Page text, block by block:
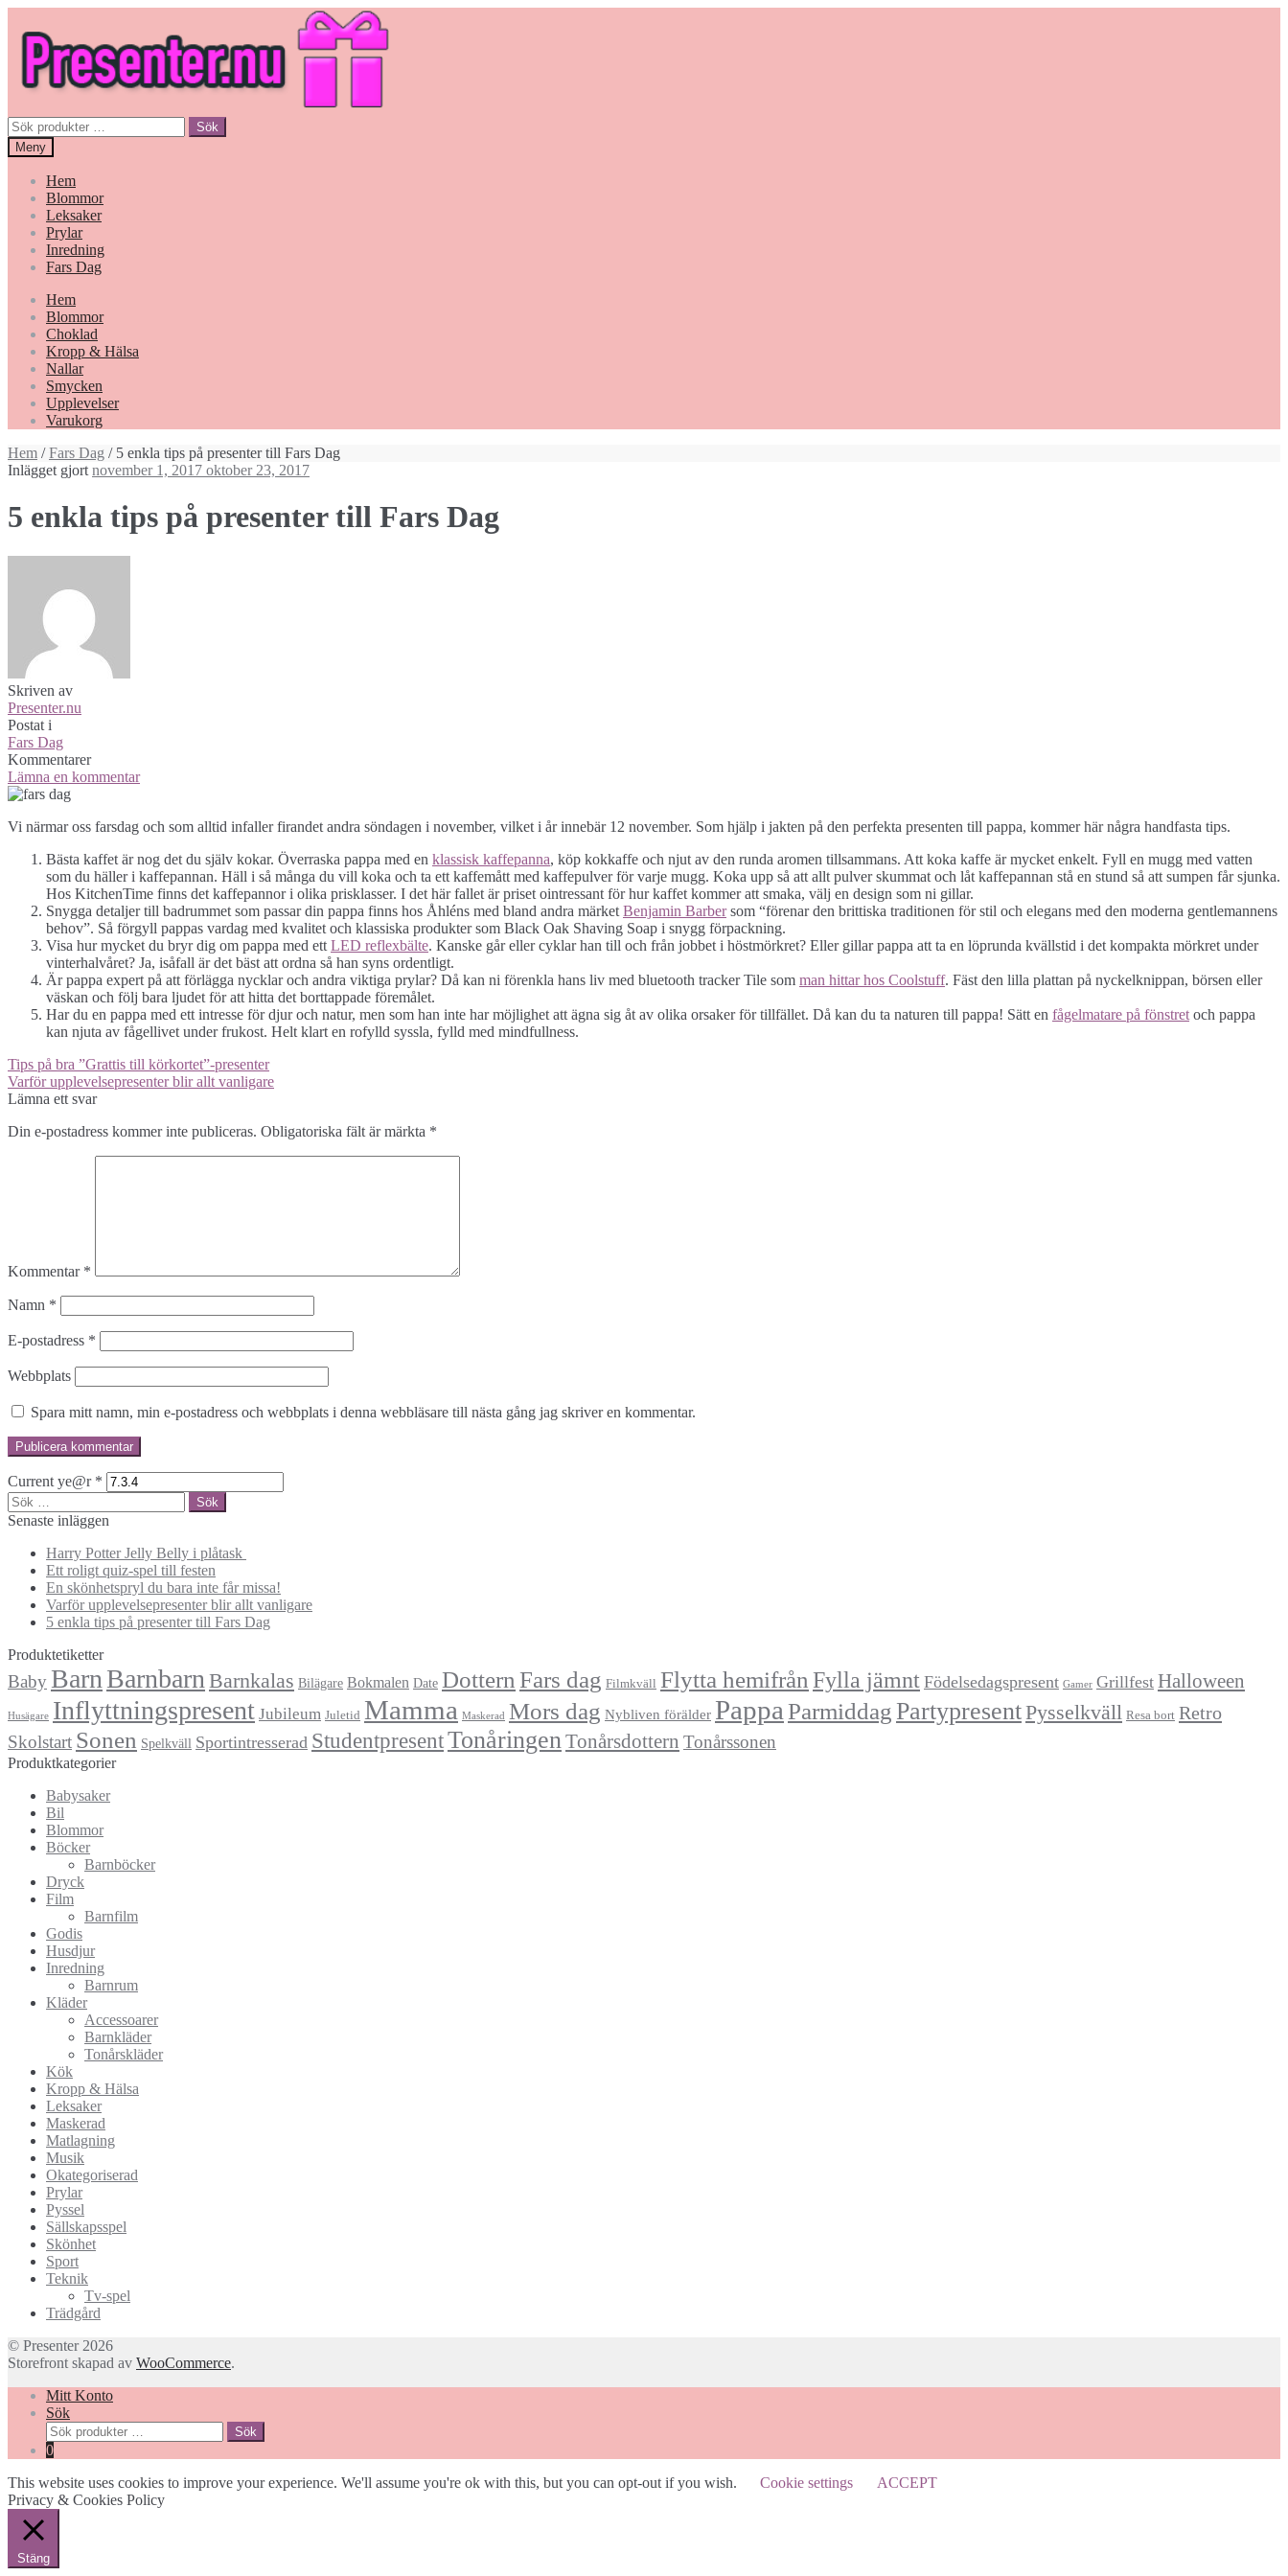
navigering
innehåll
Sök
efter:
Sök
Meny
Hem
Blommor
Leksaker
Prylar
Inredning
Fars Dag
Hem
Blommor
Choklad
Kropp & Hälsa
Nallar
Smycken
Upplevelser
Varukorg
Hem /Fars Dag / 5 enkla tips på presenter till Fars Dag
Inlägget gjort november 1, 2017 oktober 23, 2017
5 enkla tips på presenter till Fars Dag
Skriven av
Presenter.nu
Postat i
Fars Dag
Kommentarer
Lämna en kommentar
Vi närmar oss farsdag och som alltid infaller firandet andra söndagen i november, vilket i år innebär 12 november. Som hjälp i jakten på den perfekta presenten till pappa, kommer här några handfasta tips.
Bästa kaffet är nog det du själv kokar. Överraska pappa med en klassisk kaffepanna, köp kokkaffe och njut av den runda aromen tillsammans. Att koka kaffe är mycket enkelt. Fyll en mugg med vatten
som du häller i kaffepannan. Häll i så många du vill koka och ta ett kaffemått med kaffepulver för varje mugg. Koka upp så att allt pulver skummat och låt kaffepannan stå en stund så att sumpen får sjunka.
Hos KitchenTime finns det kaffepannor i olika prisklasser. I det här fallet är priset ointressant för hur kaffet kommer att smaka, välj en design som ni gillar.
Snygga detaljer till badrummet som passar din pappa finns hos Åhléns med bland andra märket Benjamin Barbersom “förenar den brittiska traditionen för stil och elegans med den moderna gentlemannens
behov”. Så förgyll pappas vardag med kvalitet och klassiska produkter som Black Oak Shaving Soap i snygg förpackning.
Visa hur mycket du bryr dig om pappa med ett LED reflexbälte. Kanske går eller cyklar han till och från jobbet i höstmörkret? Eller gillar pappa att ta en löprunda kvällstid i det kompakta mörkret under
vinterhalvåret? Ja, isåfall är det bäst att ordna så han syns ordentligt.
Är pappa expert på att förlägga nycklar och andra viktiga prylar? Då kan ni förenkla hans liv med bluetooth tracker Tile som man hittar hos Coolstuff. Fäst den lilla plattan på nyckelknippan, börsen eller
väskan och följ bara ljudet för att hitta det borttappade föremålet.
Har du en pappa med ett intresse för djur och natur, men som han inte har möjlighet att ägna sig åt av olika orsaker för tillfället. Då kan du ta naturen till pappa! Sätt en fågelmatare på fönstret och pappa
kan njuta av fågellivet under frukost. Helt klart en rofylld syssla, fylld med mindfullness.
Inläggsnavigering
Tips på bra ”Grattis till körkortet”-presenter
Varför upplevelsepresenter blir allt vanligare
Lämna ett svar
Din e-postadress kommer inte publiceras. Obligatoriska fält är märkta *
Kommentar *
Namn *
E-postadress *
Webbplats
Spara mitt namn, min e-postadress och webbplats i denna webbläsare till nästa gång jag skriver en kommentar.
Current ye@r *
Sök
efter:
Senaste inläggen
Harry Potter Jelly Belly i plåtask
Ett roligt quiz-spel till festen
En skönhetspryl du bara inte får missa!
Varför upplevelsepresenter blir allt vanligare
5 enkla tips på presenter till Fars Dag
Produktetiketter
Baby Barn Barnbarn Barnkalas Bilägare Bokmalen Date Dottern Fars dag Filmkväll Flytta hemifrån Fylla jämnt Födelsedagspresent Gamer Grillfest Halloween
Husägare Inflyttningspresent Jubileum Juletid Mamma Maskerad Mors dag Nybliven förälder Pappa ParmiddagPartypresentPysselkväll Resa bort Retro
Skolstart Sonen Spelkväll Sportintresserad StudentpresentTonåringenTonårsdottern Tonårssonen
Produktkategorier
Babysaker
Bil
Blommor
Böcker
Barnböcker
Dryck
Film
Barnfilm
Godis
Husdjur
Inredning
Barnrum
Kläder
Accessoarer
Barnkläder
Tonårskläder
Kök
Kropp & Hälsa
Leksaker
Maskerad
Matlagning
Musik
Okategoriserad
Prylar
Pyssel
Sällskapsspel
Skönhet
Sport
Teknik
Tv-spel
Trädgård
© Presenter 2026
Storefront skapad av WooCommerce.
Mitt Konto
Sök
Sök
efter:
Sök
0
This website uses cookies to improve your experience. We'll assume you're ok with this, but you can opt-out if you wish.
Cookie settings
ACCEPT
Privacy & Cookies Policy
Stäng